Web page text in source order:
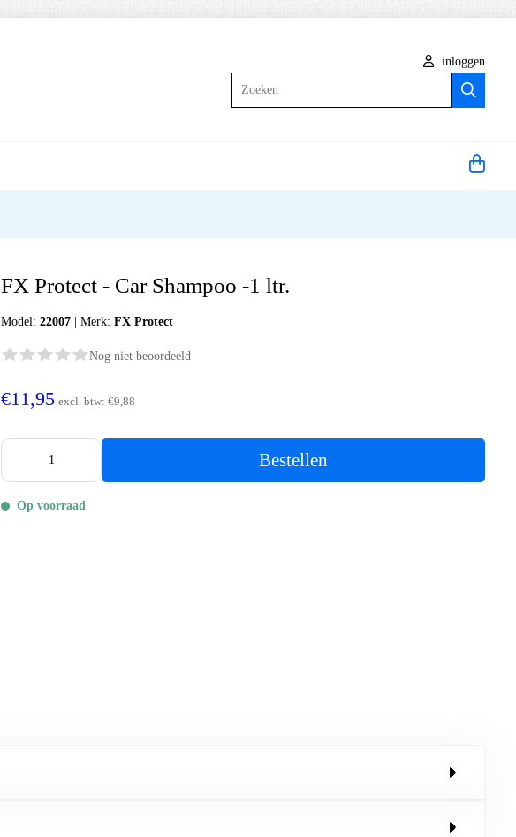
inloggen
FX Protect - Car Shampoo -1 ltr.
Model:22007 |Merk:FX Protect
Nog niet beoordeeld
€11,95 excl. btw:€9,88
Bestellen
Op voorraad